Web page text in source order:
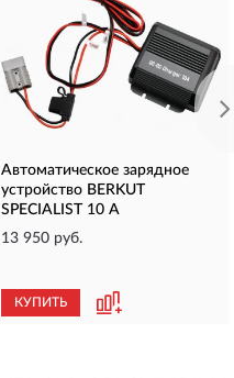
Автоматическое зарядное
устройство BERKUT
SPECIALIST 10 А
13 950 руб.
КУПИТЬ